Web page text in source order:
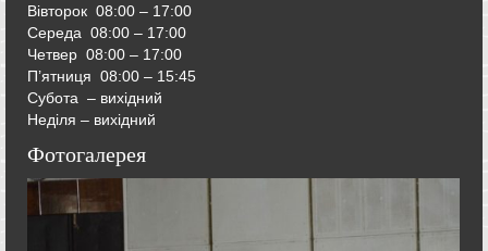
Вівторок 08:00 – 17:00
Середа 08:00 – 17:00
Четвер 08:00 – 17:00
П’ятниця 08:00 – 15:45
Субота – вихідний
Неділя – вихідний
Фотогалерея